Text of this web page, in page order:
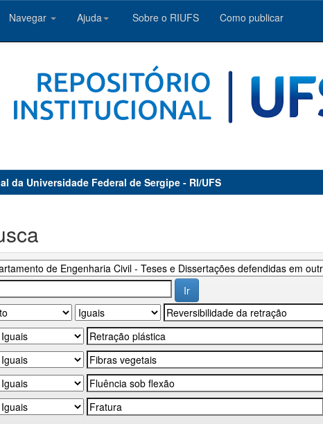
Navegar Ajuda Sobre o RIUFS Como publicar
da Universidade Federal de Sergipe - RI/UFS